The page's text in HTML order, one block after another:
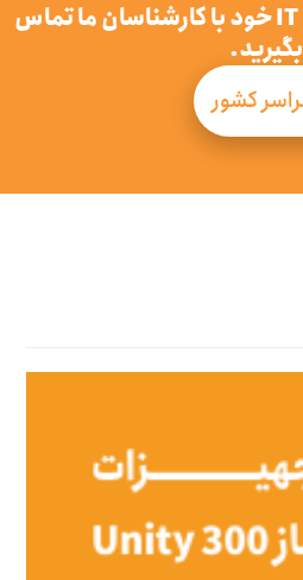
برای مشاوره پروژه‌های IT خود با کارشناسان ما تماس
بگیرید.